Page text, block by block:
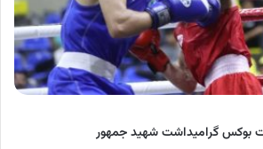
بوکس گرامیداشت شهید جمهور